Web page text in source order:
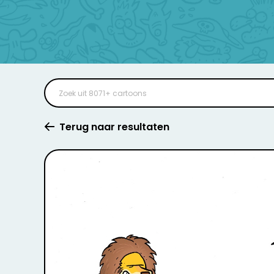
Terug naar resultaten